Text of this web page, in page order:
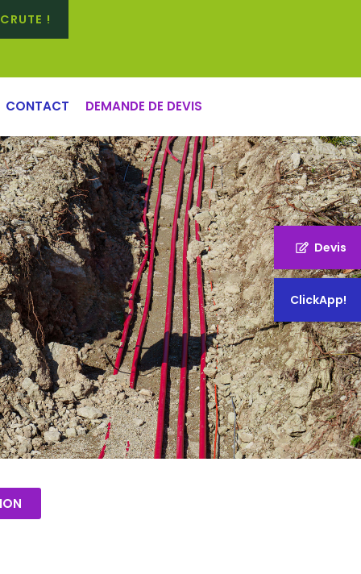
!
CONTACT DEMANDE DE DEVIS
Devis
ClickApp!